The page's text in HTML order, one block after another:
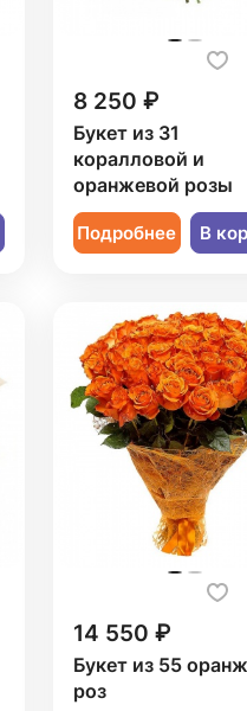
8 250 ₽
Букет из 31
коралловой и
оранжевой розы
Подробнее В
14 550 ₽
Букет из 55
роз